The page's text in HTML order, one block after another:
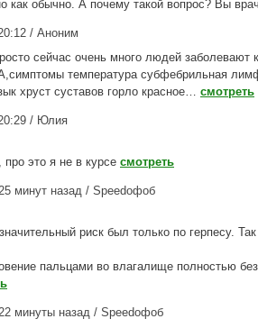
как обычно. А почему такой вопрос? Вы
/ Аноним
сейчас очень много людей заболевают
температура субфебрильная
хруст суставов горло красное… смотреть
/ Юлия
про это я не в курсе смотреть
минут назад / Speedофоб
риск был только по герпесу.
пальцами во влагалище полностью
минуты назад / Speedофоб